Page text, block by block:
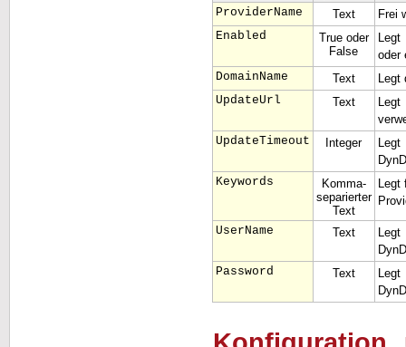
ProviderName
Text
Frei
Enabled
True oder
False
oder
DomainName
Text
Legt
UpdateUrl
Text
UpdateTimeout
Integer
Keywords
Komma-
separierter
Text
Legt
UserName Text
Password
Text